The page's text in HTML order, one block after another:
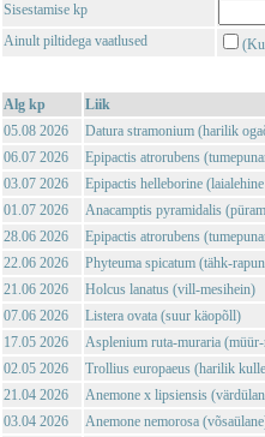
Sisestamise kp
Ainult piltidega vaatlused
Alg kp Liik
05.08 2026
Datura stramonium (harilik
06.07 2026
Epipactis atrorubens
03.07 2026
Epipactis helleborine
01.07 2026
Anacamptis pyramidalis
28.06 2026
Epipactis atrorubens
22.06 2026
Phyteuma spicatum (tähk-
21.06 2026
Holcus lanatus (vill-mesihein)
07.06 2026
Listera ovata (suur käopõll)
17.05 2026
Asplenium ruta-muraria
02.05 2026
Trollius europaeus (harilik
21.04 2026
Anemone x lipsiensis
03.04 2026
Anemone nemorosa